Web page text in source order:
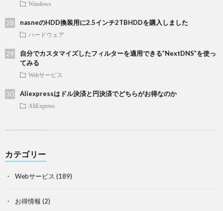
Windows
nasneのHDD換装用に2.5インチ2TBHDDを購入しました
ハードウェア
自分でカスタマイズしたフィルターを適用できる”NextDNS”を使っ
てみる
Webサービス
Aliexpressはドル決済と円決済でどちらがお得なのか
AliExpress
カテゴリー
Webサービス (189)
お得情報 (2)